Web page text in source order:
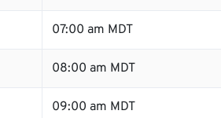
07:00 am MDT
08:00 am MDT
09:00 am MDT